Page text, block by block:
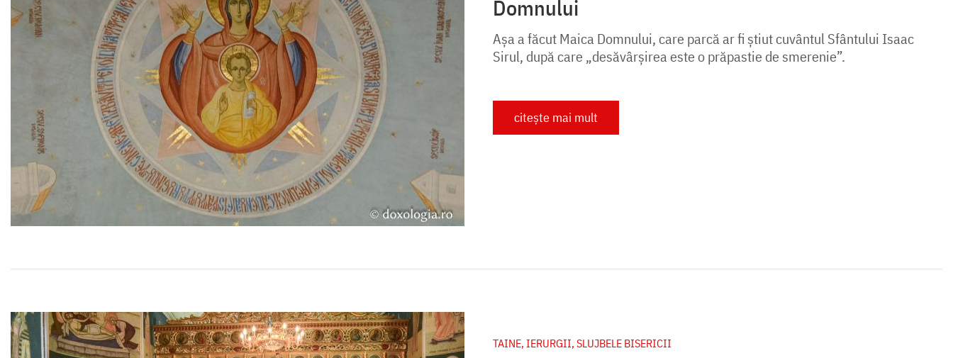
Domnului
Așa a făcut Maica Domnului, care parcă ar fi știut cuvântul Sfântului Isaac
Sirul, după care „desăvârșirea este o prăpastie de smerenie”.
citește mai mult
TAINE, IERURGII, SLUJBELE BISERICII